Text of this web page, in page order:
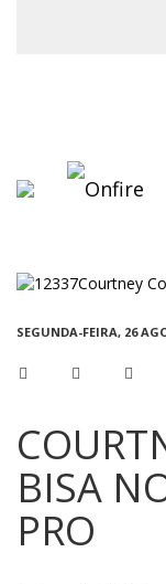
SEGUNDA-FEIRA, 26
BISA
PRO